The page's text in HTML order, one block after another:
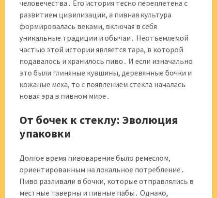
человечества․ Его история тесно переплетена с
развитием цивилизации, а пивная культура
формировалась веками, включая в себя
уникальные традиции и обычаи․ Неотъемлемой
частью этой истории является тара, в которой
подавалось и хранилось пиво․ И если изначально
это были глиняные кувшины, деревянные бочки и
кожаные меха, то с появлением стекла началась
новая эра в пивном мире․
От бочек к стеклу: Эволюция
упаковки
Долгое время пивоварение было ремеслом,
ориентированным на локальное потребление․
Пиво разливали в бочки, которые отправлялись в
местные таверны и пивные пабы․ Однако,